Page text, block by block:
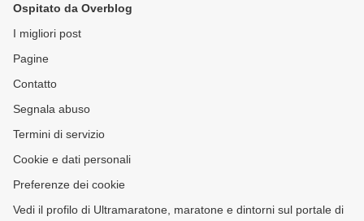
Ospitato da Overblog
I migliori post
Pagine
Contatto
Segnala abuso
Termini di servizio
Cookie e dati personali
Preferenze dei cookie
Vedi il profilo di Ultramaratone, maratone e dintorni sul portale di